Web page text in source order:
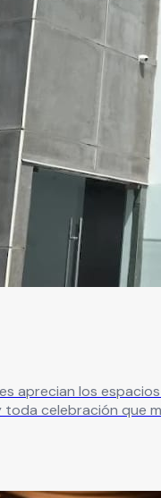
aprecian los
celebración que